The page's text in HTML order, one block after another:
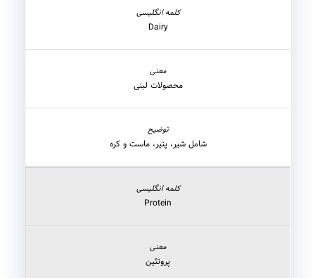
Dairy
محصولات لبنی
شامل شیر، پنیر، ماست و کره
Protein
پروتئین